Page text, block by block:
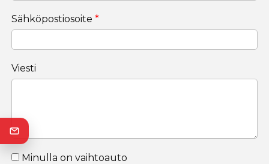
Sähköpostiosoite*
Viesti
Minulla on vaihtoauto